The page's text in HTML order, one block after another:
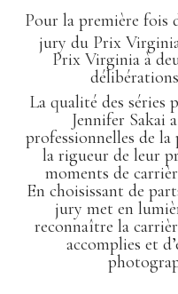
Pour la première fois
jury du Prix
Prix Virginia à
La qualité des séries
Jennifer Sakai
professionnelles de
la rigueur de leur
moments de
En choisissant de
jury met en
reconnaître la
accomplies et